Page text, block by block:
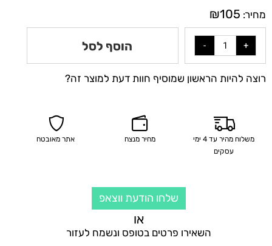
מחיר: ₪105
הוסף לסל
רוצה להיות הראשון שמוסיף חוות דעת למוצר זה?
משלוח מהיר עד 4 ימי
עסקים
מחיר מנצח אתר מאובטח
שלחו הודעת ווצאפ
או
השאירו פרטים בטופס ונשמח לעזור